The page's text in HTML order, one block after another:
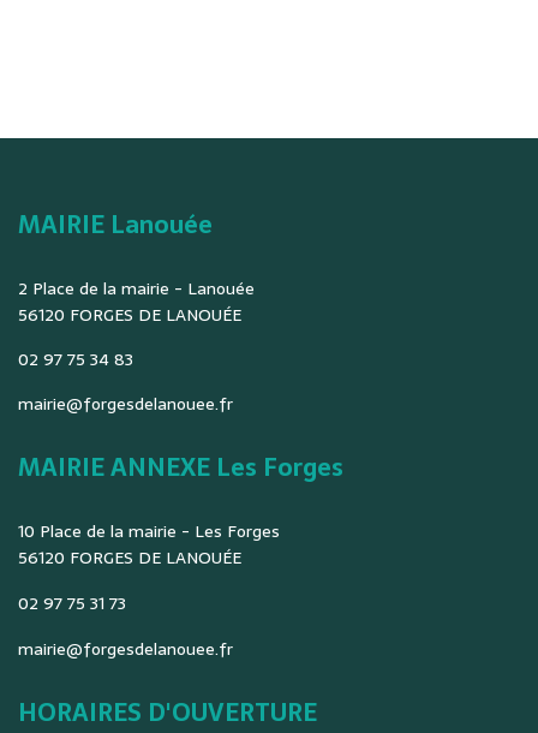
MAIRIE Lanouée
2 Place de la mairie - Lanouée
56120 FORGES DE LANOUÉE
02 97 75 34 83
mairie@forgesdelanouee.fr
MAIRIE ANNEXE Les Forges
10 Place de la mairie - Les Forges
56120 FORGES DE LANOUÉE
02 97 75 31 73
mairie@forgesdelanouee.fr
HORAIRES D'OUVERTURE